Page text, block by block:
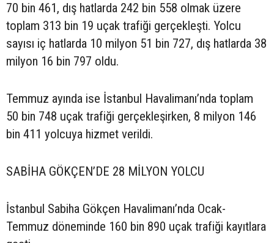
70 bin 461, dış hatlarda 242 bin 558 olmak üzere
toplam 313 bin 19 uçak trafiği gerçekleşti. Yolcu
sayısı iç hatlarda 10 milyon 51 bin 727, dış hatlarda 38
milyon 16 bin 797 oldu.
Temmuz ayında ise İstanbul Havalimanı’nda toplam
50 bin 748 uçak trafiği gerçekleşirken, 8 milyon 146
bin 411 yolcuya hizmet verildi.
SABİHA GÖKÇEN’DE 28 MİLYON YOLCU
İstanbul Sabiha Gökçen Havalimanı’nda Ocak-
Temmuz döneminde 160 bin 890 uçak trafiği kayıtlara